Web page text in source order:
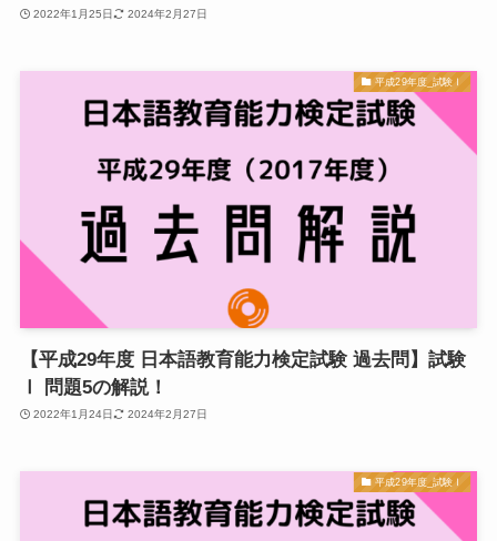
2022年1月25日 2024年2月27日
平成29年度_試験Ⅰ
【平成29年度 日本語教育能力検定試験 過去問】試験
Ⅰ 問題5の解説！
2022年1月24日 2024年2月27日
平成29年度_試験Ⅰ